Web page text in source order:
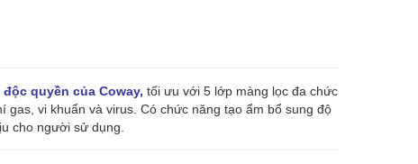
quyền của Coway, tối ưu với 5 lớp màng lọc đa chức
gas, vi khuẩn và virus. Có chức năng tạo ẩm bổ sung độ
cho người sử dụng.